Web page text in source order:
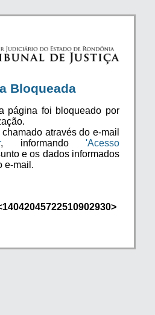
Bloqueada
página foi bloqueado por
através do e-mail
, informando 'Acesso
e os dados informados
e-mail.